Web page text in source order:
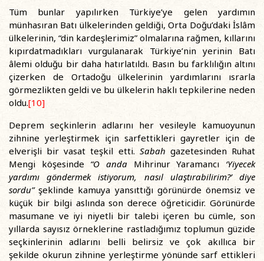
Tüm bunlar yapılırken Türkiye’ye gelen yardımın
münhasıran Batı ülkelerinden geldiği, Orta Doğu’daki İslâm
ülkelerinin, “din kardeşlerimiz” olmalarına rağmen, kıllarını
kıpırdatmadıkları vurgulanarak Türkiye’nin yerinin Batı
âlemi olduğu bir daha hatırlatıldı. Basın bu farklılığın altını
çizerken de Ortadoğu ülkelerinin yardımlarını ısrarla
görmezlikten geldi ve bu ülkelerin haklı tepkilerine neden
oldu.[10]
Deprem seçkinlerin adlarını her vesileyle kamuoyunun
zihnine yerleştirmek için sarfettikleri gayretler için de
elverişli bir vasat teşkil etti. Sabah gazetesinden Ruhat
Mengi köşesinde “O anda Mihrinur Yaramancı ‘Yiyecek
yardımı göndermek istiyorum, nasıl ulaştırabilirim?’ diye
sordu”şeklinde kamuya yansıttığı görünürde önemsiz ve
küçük bir bilgi aslında son derece öğreticidir. Görünürde
masumane ve iyi niyetli bir talebi içeren bu cümle, son
yıllarda sayısız örneklerine rastladığımız toplumun güzide
seçkinlerinin adlarını belli belirsiz ve çok akıllıca bir
şekilde okurun zihnine yerleştirme yönünde sarf ettikleri